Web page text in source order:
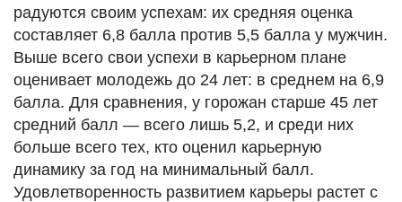
радуются своим успехам: их средняя оценка
составляет 6,8 балла против 5,5 балла у мужчин.
Выше всего свои успехи в карьерном плане
оценивает молодежь до 24 лет: в среднем на 6,9
балла. Для сравнения, у горожан старше 45 лет
средний балл — всего лишь 5,2, и среди них
больше всего тех, кто оценил карьерную
динамику за год на минимальный балл.
Удовлетворенность развитием карьеры растет с